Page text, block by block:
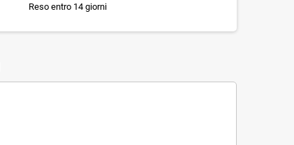
Reso entro 14 giorni